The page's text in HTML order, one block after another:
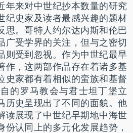
年来对中世纪抄本数量的研究
纪史家及读者最感兴趣的题材
思。哥特人约尔达内斯和伦巴
广受学界的关注，但与之密切
则受到忽视。作为中世纪最早
作，这两部作品存在着诸多基
史家都有着相似的蛮族和基督
的罗马教会与君士坦丁堡立
历史呈现出了不同的面貌。他
读展现了中世纪早期地中海世
份认同上的多元化发展趋势，